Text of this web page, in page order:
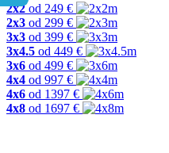
2x2 od 249 €
2x3 od 299 €
3x3 od 399 €
3x4.5 od 449 €
3x6 od 499 €
4x4 od 997 €
4x6 od 1397 €
4x8 od 1697 €